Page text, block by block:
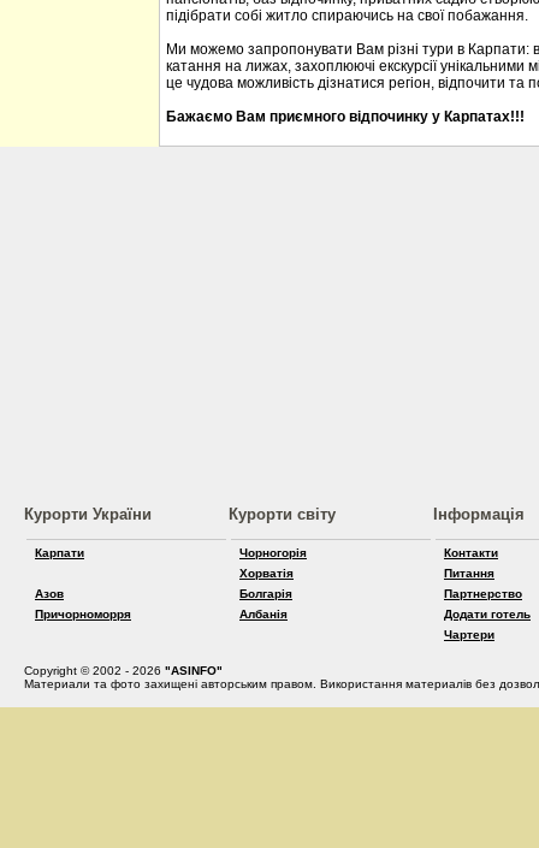
підібрати собі житло спираючись на свої побажання.
Ми можемо запропонувати Вам різні тури в Карпати:
катання на лижах, захоплюючі екскурсії
це чудова можливість дізнатися регіон, відпочити та
Бажаємо Вам приємного відпочинку у Карпатах!!!
Курорти України
Карпати
Азов
Причорноморря
Курорти світу
Чорногорія
Хорватія
Болгарія
Албанія
Інформація
Контакти
Питання
Партнерство
Додати готель
Чартери
Copyright © 2002 - 2026 "ASINFO"
Материали та фото захищені авторським правом. Використання материалів без